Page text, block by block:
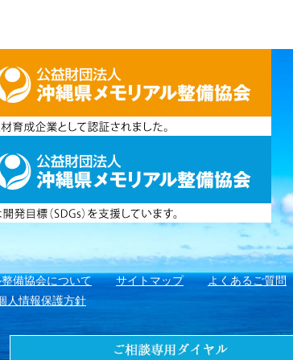
備協会について サイトマップ よくあるご質問
人情報保護方針